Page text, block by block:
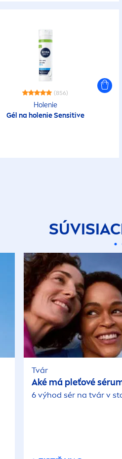
(856)
Holenie
Gél na holenieSensitive
Tvár
Aké má pleťové
6 výhod sér na tvár v